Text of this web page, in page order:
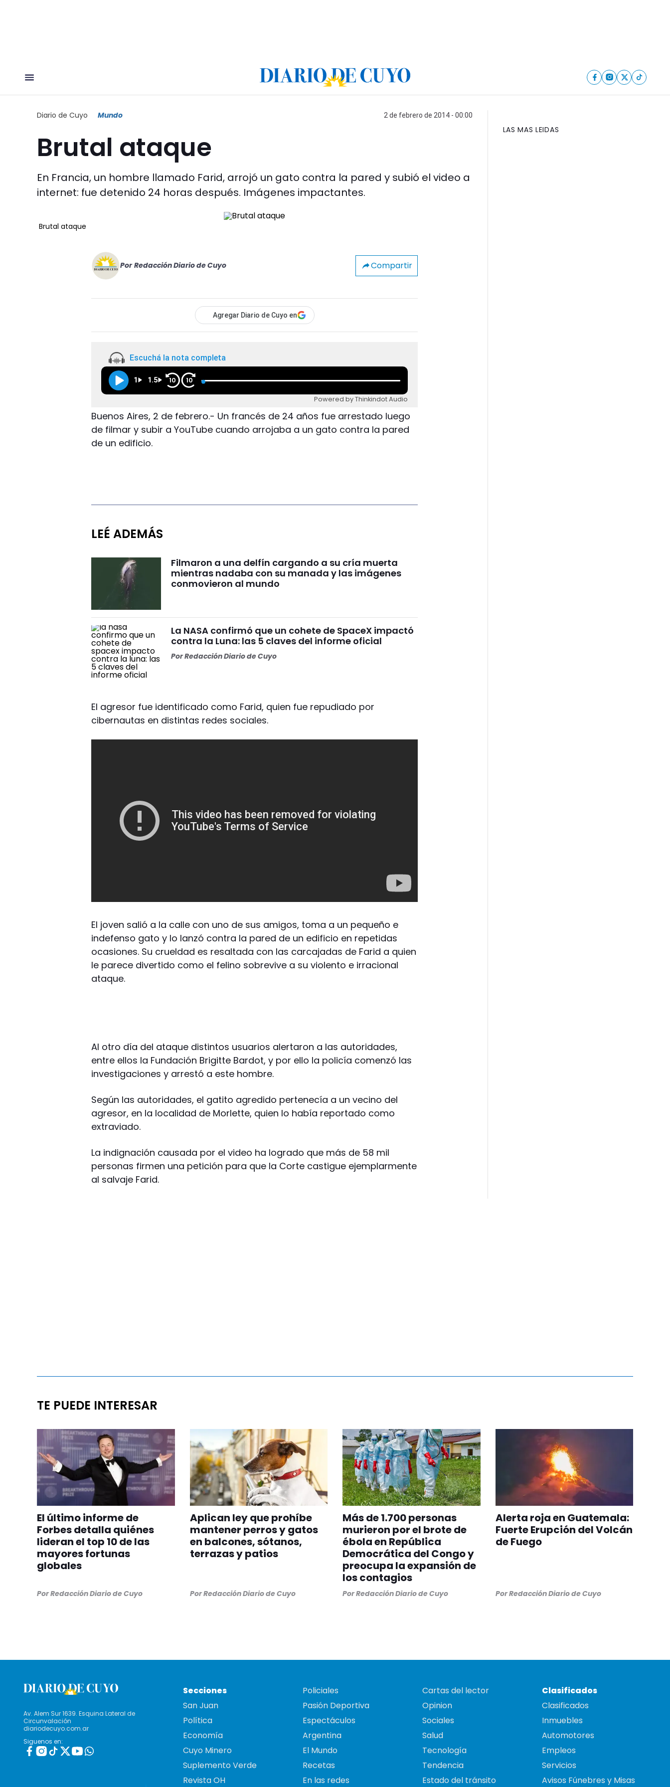
Diario de Cuyo Mundo 2 de febrero de 2014 - 00:00
Brutal ataque
En Francia, un hombre llamado Farid, arrojó un gato contra la pared y subió el video a
internet: fue detenido 24 horas después. Imágenes impactantes.
Brutal ataque
Por Redacción Diario de Cuyo Compartir
Agregar Diario de Cuyo en
Escuchá la nota completa
1 1.5 10 10
Powered by Thinkindot Audio
Buenos Aires, 2 de febrero.- Un francés de 24 años fue arrestado luego
de filmar y subir a YouTube cuando arrojaba a un gato contra la pared
de un edificio.
LEÉ ADEMÁS
Filmaron a una delfín cargando a su cría muerta
mientras nadaba con su manada y las imágenes
conmovieron al mundo
La NASA confirmó que un cohete de SpaceX impactó
contra la Luna: las 5 claves del informe oficial
PorRedacción Diario de Cuyo
El agresor fue identificado como Farid, quien fue repudiado por
cibernautas en distintas redes sociales.
El joven salió a la calle con uno de sus amigos, toma a un pequeño e
indefenso gato y lo lanzó contra la pared de un edificio en repetidas
ocasiones. Su crueldad es resaltada con las carcajadas de Farid a quien
le parece divertido como el felino sobrevive a su violento e irracional
ataque.
Al otro día del ataque distintos usuarios alertaron a las autoridades,
entre ellos la Fundación Brigitte Bardot, y por ello la policía comenzó las
investigaciones y arrestó a este hombre.
Según las autoridades, el gatito agredido pertenecía a un vecino del
agresor, en la localidad de Morlette, quien lo había reportado como
extraviado.
La indignación causada por el video ha logrado que más de 58 mil
personas firmen una petición para que la Corte castigue ejemplarmente
al salvaje Farid.
LAS MAS LEIDAS
TE PUEDE INTERESAR
El último informe de
Forbes detalla quiénes
lideran el top 10 de las
mayores fortunas
globales
PorRedacción Diario de Cuyo
Aplican ley que prohíbe
mantener perros y gatos
en balcones, sótanos,
terrazas y patios
PorRedacción Diario de Cuyo
Más de 1.700 personas
murieron por el brote de
ébola en República
Democrática del Congo y
preocupa la expansión de
los contagios
PorRedacción Diario de Cuyo
Alerta roja en Guatemala:
Fuerte Erupción del Volcán
de Fuego
PorRedacción Diario de Cuyo
Av. Alem Sur 1639. Esquina Lateral de
Circunvalación
diariodecuyo.com.ar
Siguenos en:
Secciones
San Juan
Política
Economía
Cuyo Minero
Suplemento Verde
Revista OH
Policiales
Pasión Deportiva
Espectáculos
Argentina
El Mundo
Recetas
En las redes
Cartas del lector
Opinion
Sociales
Salud
Tecnología
Tendencia
Estado del tránsito
Clasificados
Clasificados
Inmuebles
Automotores
Empleos
Servicios
Avisos Fúnebres y Misas